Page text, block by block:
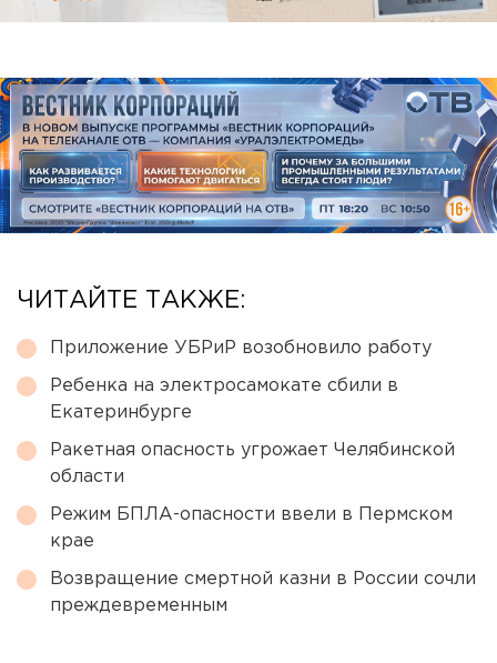
ЧИТАЙТЕ ТАКЖЕ:
Приложение УБРиР возобновило работу
Ребенка на электросамокате сбили в
Екатеринбурге
Ракетная опасность угрожает Челябинской
области
Режим БПЛА-опасности ввели в Пермском
крае
Возвращение смертной казни в России сочли
преждевременным